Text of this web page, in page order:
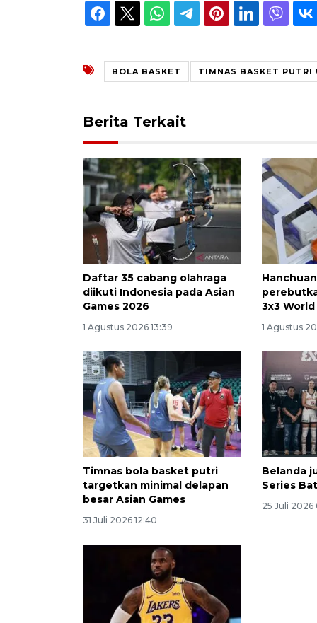
BOLA BASKET TIMNAS BASKET PUTRI
Berita Terkait
Daftar 35 cabang olahraga
diikuti Indonesia pada Asian
Games 2026
1 Agustus 2026 13:39
3x3
1 Agustus
Timnas bola basket putri
targetkan minimal delapan
besar Asian Games
31 Juli 2026 12:40
Belanda
Series
25 Juli 2026